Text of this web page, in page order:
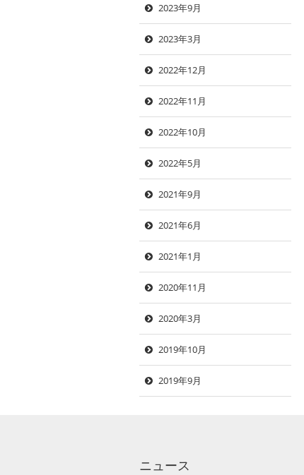
2023年9月
2023年3月
2022年12月
2022年11月
2022年10月
2022年5月
2021年9月
2021年6月
2021年1月
2020年11月
2020年3月
2019年10月
2019年9月
ニュース